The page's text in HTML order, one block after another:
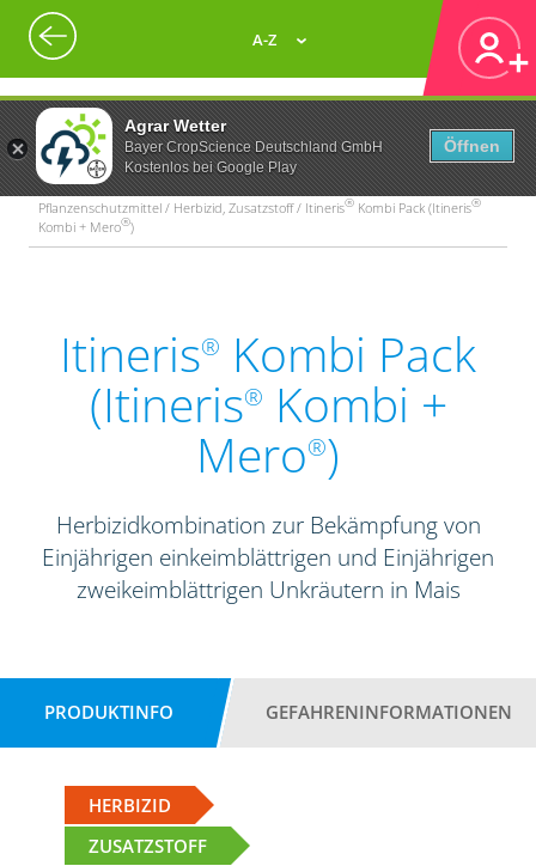
Agrar Wetter
Bayer CropScience Deutschland GmbH
Kostenlos bei Google Play
Öffnen
A-Z
Pflanzenschutzmittel / Herbizid, Zusatzstoff / Itineris® Kombi Pack (Itineris®
Kombi + Mero®)
Itineris® Kombi Pack
(Itineris® Kombi +
Mero®)
Herbizidkombination zur Bekämpfung von
Einjährigen einkeimblättrigen und Einjährigen
zweikeimblättrigen Unkräutern in Mais
PRODUKTINFO GEFAHRENINFORMATIONEN
HERBIZID
ZUSATZSTOFF